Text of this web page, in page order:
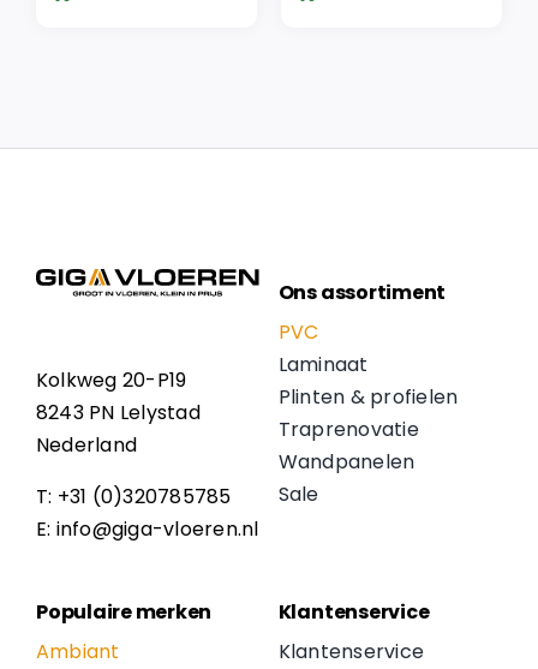
Kolkweg 20-P19
8243 PN Lelystad
Nederland
T: +31 (0)320785785
E: info@giga-vloeren.nl
Ons assortiment
PVC
Laminaat
Plinten & profielen
Traprenovatie
Wandpanelen
Sale
Populaire merken
Ambiant
Klantenservice
Klantenservice